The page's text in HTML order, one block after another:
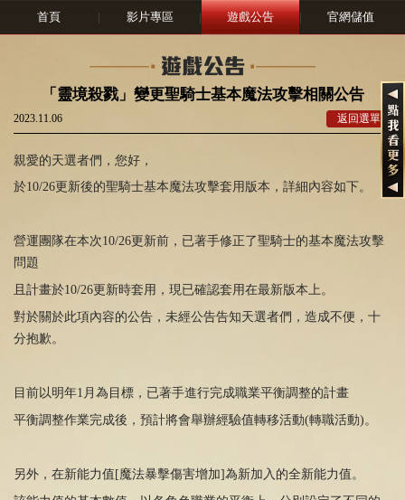
首頁 | 影片專區 | 遊戲公告 | 官網儲值
「靈境殺戮」變更聖騎士基本魔法攻擊相關公告
2023.11.06 返回選單
親愛的天選者們，您好，
於10/26更新後的聖騎士基本魔法攻擊套用版本，詳細內容如下。
營運團隊在本次10/26更新前，已著手修正了聖騎士的基本魔法攻擊
問題
且計畫於10/26更新時套用，現已確認套用在最新版本上。
對於關於此項內容的公告，未經公告告知天選者們，造成不便，十
分抱歉。
目前以明年1月為目標，已著手進行完成職業平衡調整的計畫
平衡調整作業完成後，預計將會舉辦經驗值轉移活動(轉職活動)。
另外，在新能力值[魔法暴擊傷害增加]為新加入的全新能力值。